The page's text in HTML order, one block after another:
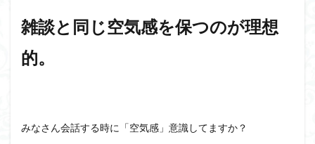
雑談と同じ空気感を保つのが理想
的。
みなさん会話する時に「空気感」意識してますか？